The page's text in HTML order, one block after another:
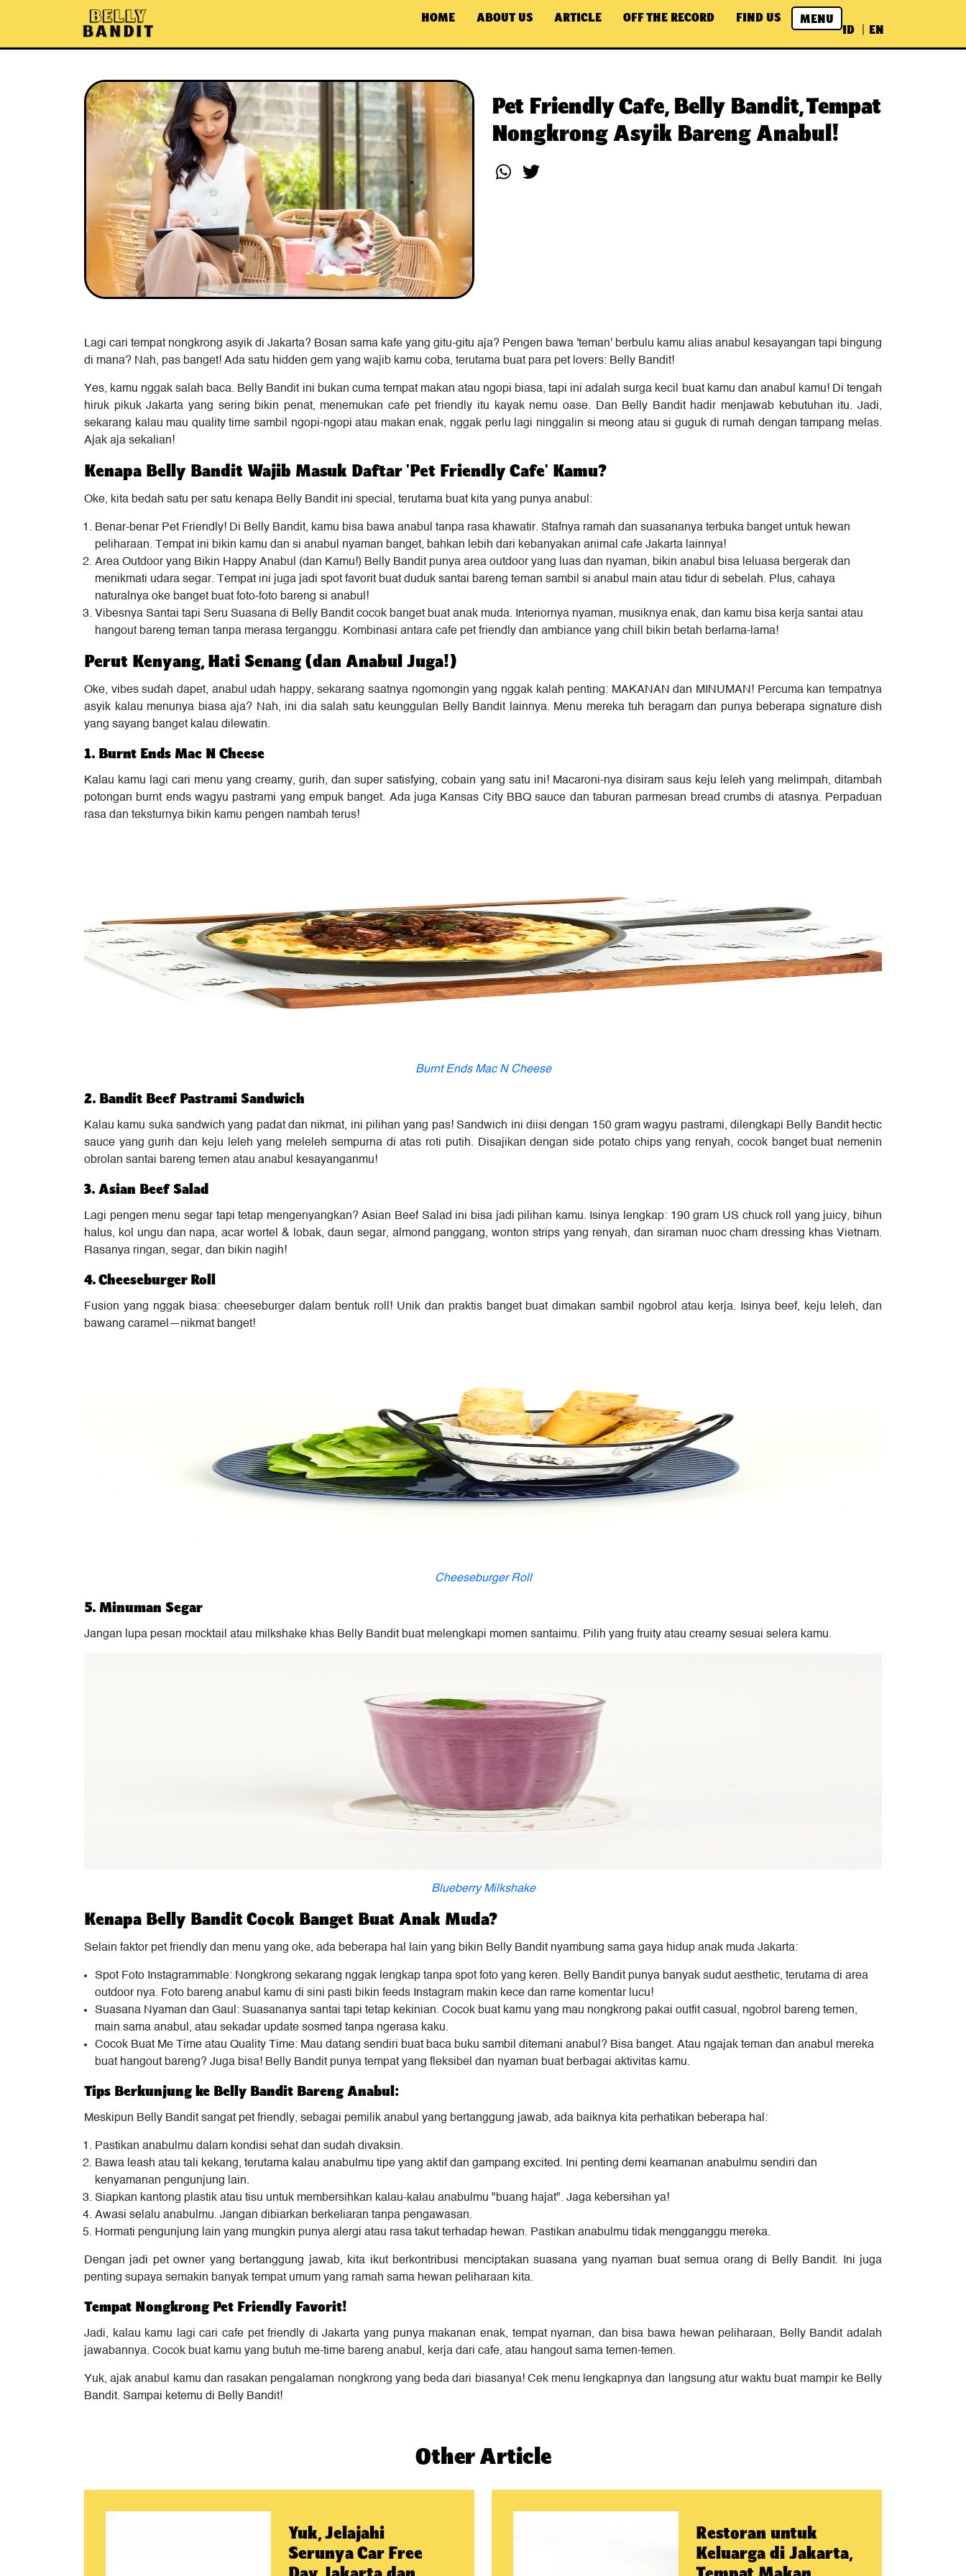
HOME ABOUT US ARTICLE OFF THE RECORD FIND US MENU
ID EN
Pet Friendly Cafe, Belly Bandit, Tempat
Nongkrong Asyik Bareng Anabul!
Lagi cari tempat nongkrong asyik di Jakarta? Bosan sama kafe yang gitu-gitu aja? Pengen bawa 'teman' berbulu kamu alias anabul kesayangan tapi bingung
di mana? Nah, pas banget! Ada satu hidden gem yang wajib kamu coba, terutama buat para pet lovers: Belly Bandit!
Yes, kamu nggak salah baca. Belly Bandit ini bukan cuma tempat makan atau ngopi biasa, tapi ini adalah surga kecil buat kamu dan anabul kamu! Di tengah
hiruk pikuk Jakarta yang sering bikin penat, menemukan cafe pet friendly itu kayak nemu oase. Dan Belly Bandit hadir menjawab kebutuhan itu. Jadi,
sekarang kalau mau quality time sambil ngopi-ngopi atau makan enak, nggak perlu lagi ninggalin si meong atau si guguk di rumah dengan tampang melas.
Ajak aja sekalian!
Kenapa Belly Bandit Wajib Masuk Daftar 'Pet Friendly Cafe' Kamu?
Oke, kita bedah satu per satu kenapa Belly Bandit ini special, terutama buat kita yang punya anabul:
Benar-benar Pet Friendly! Di Belly Bandit, kamu bisa bawa anabul tanpa rasa khawatir. Stafnya ramah dan suasananya terbuka banget untuk hewan
peliharaan. Tempat ini bikin kamu dan si anabul nyaman banget, bahkan lebih dari kebanyakan animal cafe Jakarta lainnya!
Area Outdoor yang Bikin Happy Anabul (dan Kamu!) Belly Bandit punya area outdoor yang luas dan nyaman, bikin anabul bisa leluasa bergerak dan
menikmati udara segar. Tempat ini juga jadi spot favorit buat duduk santai bareng teman sambil si anabul main atau tidur di sebelah. Plus, cahaya
naturalnya oke banget buat foto-foto bareng si anabul!
Vibesnya Santai tapi Seru Suasana di Belly Bandit cocok banget buat anak muda. Interiornya nyaman, musiknya enak, dan kamu bisa kerja santai atau
hangout bareng teman tanpa merasa terganggu. Kombinasi antara cafe pet friendly dan ambiance yang chill bikin betah berlama-lama!
Perut Kenyang, Hati Senang (dan Anabul Juga!)
Oke, vibes sudah dapet, anabul udah happy, sekarang saatnya ngomongin yang nggak kalah penting: MAKANAN dan MINUMAN! Percuma kan tempatnya
asyik kalau menunya biasa aja? Nah, ini dia salah satu keunggulan Belly Bandit lainnya. Menu mereka tuh beragam dan punya beberapa signature dish
yang sayang banget kalau dilewatin.
1. Burnt Ends Mac N Cheese
Kalau kamu lagi cari menu yang creamy, gurih, dan super satisfying, cobain yang satu ini! Macaroni-nya disiram saus keju leleh yang melimpah, ditambah
potongan burnt ends wagyu pastrami yang empuk banget. Ada juga Kansas City BBQ sauce dan taburan parmesan bread crumbs di atasnya. Perpaduan
rasa dan teksturnya bikin kamu pengen nambah terus!
Burnt Ends Mac N Cheese
2. Bandit Beef Pastrami Sandwich
Kalau kamu suka sandwich yang padat dan nikmat, ini pilihan yang pas! Sandwich ini diisi dengan 150 gram wagyu pastrami, dilengkapi Belly Bandit hectic
sauce yang gurih dan keju leleh yang meleleh sempurna di atas roti putih. Disajikan dengan side potato chips yang renyah, cocok banget buat nemenin
obrolan santai bareng temen atau anabul kesayanganmu!
3. Asian Beef Salad
Lagi pengen menu segar tapi tetap mengenyangkan? Asian Beef Salad ini bisa jadi pilihan kamu. Isinya lengkap: 190 gram US chuck roll yang juicy, bihun
halus, kol ungu dan napa, acar wortel & lobak, daun segar, almond panggang, wonton strips yang renyah, dan siraman nuoc cham dressing khas Vietnam.
Rasanya ringan, segar, dan bikin nagih!
4. Cheeseburger Roll
Fusion yang nggak biasa: cheeseburger dalam bentuk roll! Unik dan praktis banget buat dimakan sambil ngobrol atau kerja. Isinya beef, keju leleh, dan
bawang caramel—nikmat banget!
Cheeseburger Roll
5. Minuman Segar
Jangan lupa pesan mocktail atau milkshake khas Belly Bandit buat melengkapi momen santaimu. Pilih yang fruity atau creamy sesuai selera kamu.
Blueberry Milkshake
Kenapa Belly Bandit Cocok Banget Buat Anak Muda?
Selain faktor pet friendly dan menu yang oke, ada beberapa hal lain yang bikin Belly Bandit nyambung sama gaya hidup anak muda Jakarta:
Spot Foto Instagrammable: Nongkrong sekarang nggak lengkap tanpa spot foto yang keren. Belly Bandit punya banyak sudut aesthetic, terutama di area
outdoor nya. Foto bareng anabul kamu di sini pasti bikin feeds Instagram makin kece dan rame komentar lucu!
Suasana Nyaman dan Gaul: Suasananya santai tapi tetap kekinian. Cocok buat kamu yang mau nongkrong pakai outfit casual, ngobrol bareng temen,
main sama anabul, atau sekadar update sosmed tanpa ngerasa kaku.
Cocok Buat Me Time atau Quality Time: Mau datang sendiri buat baca buku sambil ditemani anabul? Bisa banget. Atau ngajak teman dan anabul mereka
buat hangout bareng? Juga bisa! Belly Bandit punya tempat yang fleksibel dan nyaman buat berbagai aktivitas kamu.
Tips Berkunjung ke Belly Bandit Bareng Anabul:
Meskipun Belly Bandit sangat pet friendly, sebagai pemilik anabul yang bertanggung jawab, ada baiknya kita perhatikan beberapa hal:
Pastikan anabulmu dalam kondisi sehat dan sudah divaksin.
Bawa leash atau tali kekang, terutama kalau anabulmu tipe yang aktif dan gampang excited. Ini penting demi keamanan anabulmu sendiri dan
kenyamanan pengunjung lain.
Siapkan kantong plastik atau tisu untuk membersihkan kalau-kalau anabulmu "buang hajat". Jaga kebersihan ya!
Awasi selalu anabulmu. Jangan dibiarkan berkeliaran tanpa pengawasan.
Hormati pengunjung lain yang mungkin punya alergi atau rasa takut terhadap hewan. Pastikan anabulmu tidak mengganggu mereka.
Dengan jadi pet owner yang bertanggung jawab, kita ikut berkontribusi menciptakan suasana yang nyaman buat semua orang di Belly Bandit. Ini juga
penting supaya semakin banyak tempat umum yang ramah sama hewan peliharaan kita.
Tempat Nongkrong Pet Friendly Favorit!
Jadi, kalau kamu lagi cari cafe pet friendly di Jakarta yang punya makanan enak, tempat nyaman, dan bisa bawa hewan peliharaan, Belly Bandit adalah
jawabannya. Cocok buat kamu yang butuh me-time bareng anabul, kerja dari cafe, atau hangout sama temen-temen.
Yuk, ajak anabul kamu dan rasakan pengalaman nongkrong yang beda dari biasanya! Cek menu lengkapnya dan langsung atur waktu buat mampir ke Belly
Bandit. Sampai ketemu di Belly Bandit!
Other Article
Yuk, Jelajahi
Serunya Car Free
Restoran untuk
Keluarga di Jakarta,